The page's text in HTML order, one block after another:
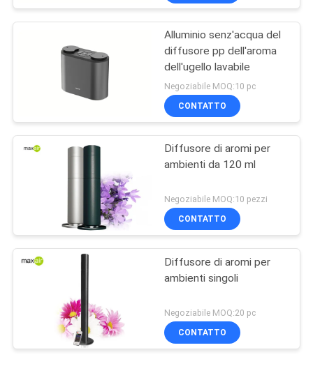
Alluminio senz'acqua del
diffusore pp dell'aroma
dell'ugello lavabile
Negoziabile MOQ:10 pc
CONTATTO
Diffusore di aromi per
ambienti da 120 ml
Negoziabile MOQ:10 pezzi
CONTATTO
Diffusore di aromi per
ambienti singoli
Negoziabile MOQ:20 pc
CONTATTO